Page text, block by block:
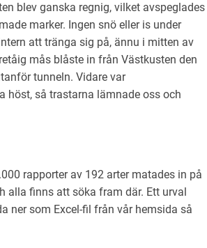
blev ganska regnig, vilket avspeglades
marker. Ingen snö eller is under
att tränga sig på, ännu i mitten av
mås blåste in från Västkusten den
tunneln. Vidare var
höst, så trastarna lämnade oss och
rapporter av 192 arter matades in på
alla finns att söka fram där. Ett urval
ner som Excel-fil från vår hemsida så